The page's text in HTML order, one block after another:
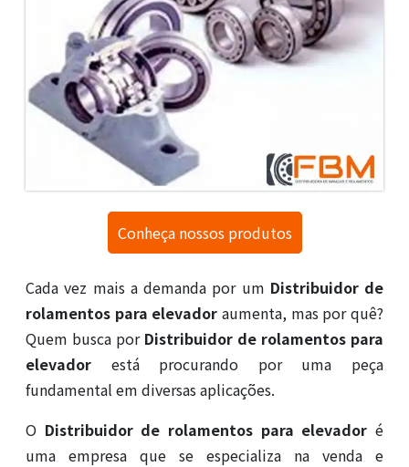
Cada vez mais a demanda por um Distribuidor de
rolamentos para elevador aumenta, mas por quê?
Quem busca por Distribuidor de rolamentos para
elevador está procurando por uma peça
fundamental em diversas aplicações.
O Distribuidor de rolamentos para elevador é
uma empresa que se especializa na venda e
Conheça nossos produtos